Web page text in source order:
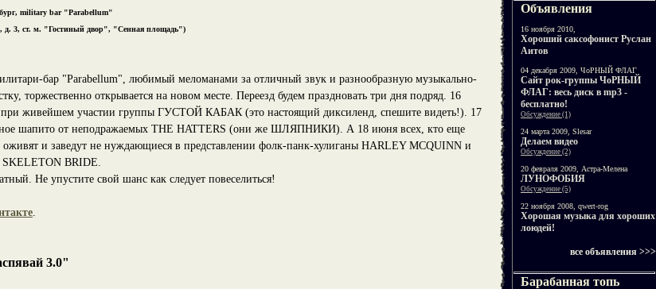
military bar "Parabellum"
д. 3, ст. м. "Гостиный двор", "Сенная площадь")
бар "Parabellum", любимый меломанами за отличный звук и разнообразную музыкально-
торжественно открывается на новом месте. Переезд будем праздновать три дня подряд. 16
живейшем участии группы ГУСТОЙ КАБАК (это настоящий диксиленд, спешите видеть!). 17
шапито от неподражаемых THE HATTERS (они же ШЛЯПНИКИ). А 18 июня всех, кто еще
оживят и заведут не нуждающиеся в представлении фолк-панк-хулиганы HARLEY MCQUINN и
SKELETON BRIDE.
Не упустите свой шанс как следует повеселиться!
.
3.0"
Объявления
16 ноября 2010,
Хороший саксофонист Руслан
Аитов
04 декабря 2009, ЧоРНЫЙ ФЛАГ
Cайт рок-группы ЧоРНЫЙ
ФЛАГ: весь диск в mp3 -
бесплатно!
Обсуждение (1)
24 марта 2009, Slesar
Делаем видео
Обсуждение (2)
20 февраля 2009, Астра-Мелена
ЛУНОФОБИЯ
Обсуждение (5)
22 ноября 2008, qwert-rog
Хорошая музыка для хороших
лоюдей!
все объявления >>>
Барабанная топь